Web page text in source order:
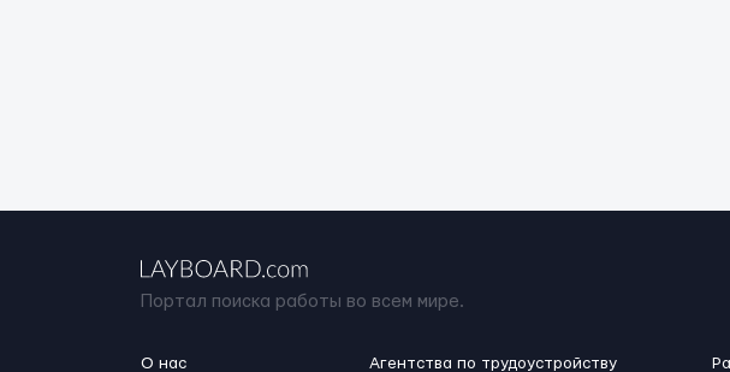
Портал поиска работы во всем мире.
О нас Агентства по трудоустройству